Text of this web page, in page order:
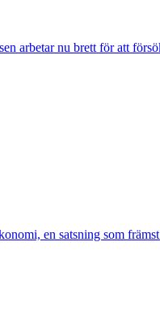
arbetar nu brett för att
en satsning som